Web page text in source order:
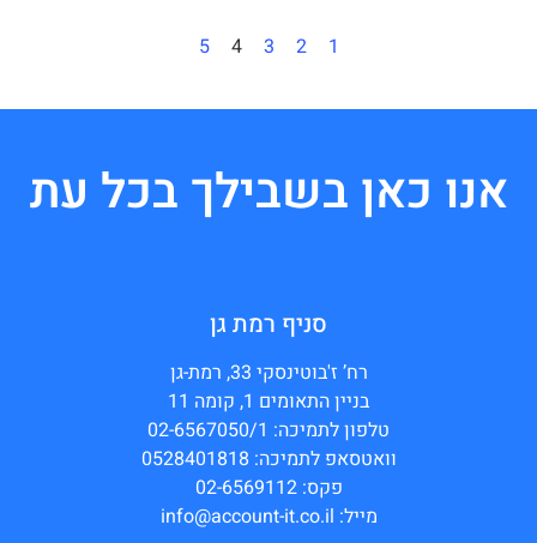
1
2
3
4
5
אנו כאן בשבילך בכל עת
סניף רמת גן
רח’ ז'בוטינסקי 33, רמת-גן
בניין התאומים 1, קומה 11
טלפון לתמיכה: 02-6567050/1
וואטסאפ לתמיכה: 0528401818
פקס: 02-6569112
מייל: info@account-it.co.il